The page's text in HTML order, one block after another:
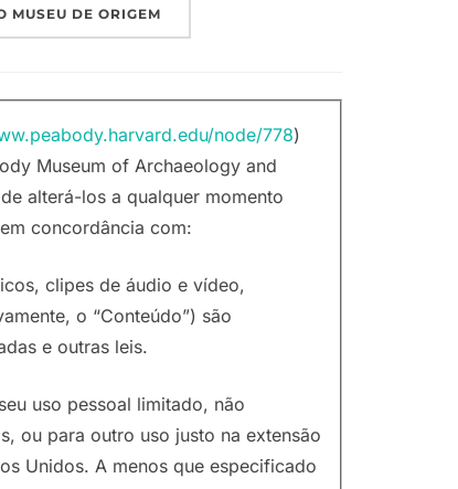
MUSEU DE ORIGEM
node/778)
Museum of Archaeology and
alterá-los a qualquer momento
concordância com:
clipes de áudio e vídeo,
o “Conteúdo”) são
e outras leis.
uso pessoal limitado, não
ou para outro uso justo na extensão
Unidos. A menos que especificado